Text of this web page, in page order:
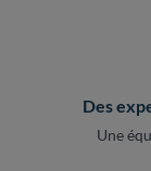
Des
Une